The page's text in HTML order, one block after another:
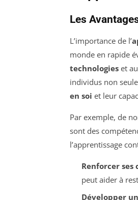
Les
L’importance de l’
monde en rapide
technologies et
individus non
en soi et leur
Par exemple, de
sont des
l’apprentissage
Renforcer ses
peut aider à
Développer